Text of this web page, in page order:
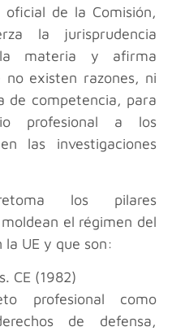
oficial de la Comisión,
la jurisprudencia
la materia y afirma
no existen razones, ni
de competencia, para
profesional a los
las investigaciones
los pilares
el régimen del
UE y que son:
CE (1982)
profesional como
de defensa,